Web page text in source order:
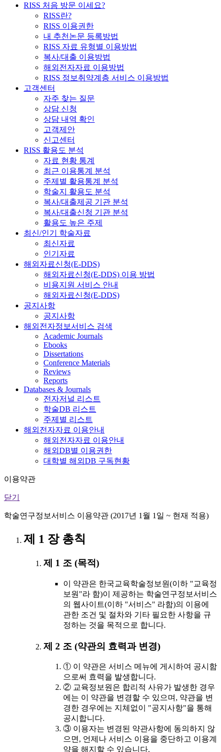
RISS 처음 방문 이세요?
RISS란?
RISS 이용권한
내 추천논문 등록방법
RISS 자료 유형별 이용방법
복사/대출 이용방법
해외전자자료 이용방법
RISS 정보취약계층 서비스 이용방법
고객센터
자주 찾는 질문
상담 신청
상담 내역 확인
고객제안
신고센터
RISS 활용도 분석
자료 현황 통계
최근 이용통계 분석
주제별 활용통계 분석
학술지 활용도 분석
복사/대출제공 기관 분석
복사/대출신청 기관 분석
활용도 높은 주제
최신/인기 학술자료
최신자료
인기자료
해외자료신청(E-DDS)
해외자료신청(E-DDS) 이용 방법
비용지원 서비스 안내
해외자료신청(E-DDS)
공지사항
공지사항
해외전자정보서비스 검색
Academic Journals
Ebooks
Dissertations
Conference Materials
Reviews
Reports
Databases & Journals
전자저널 리스트
학술DB 리스트
주제별 리스트
해외전자자료 이용안내
해외전자자료 이용안내
해외DB별 이용권한
대학별 해외DB 구독현황
이용약관
닫기
학술연구정보서비스 이용약관 (2017년 1월 1일 ~ 현재 적용)
제 1 장 총칙
제 1 조 (목적)
이 약관은 한국교육학술정보원(이하 "교육정
보원"라 함)이 제공하는 학술연구정보서비스
의 웹사이트(이하 "서비스" 라함)의 이용에
관한 조건 및 절차와 기타 필요한 사항을 규
정하는 것을 목적으로 합니다.
제 2 조 (약관의 효력과 변경)
① 이 약관은 서비스 메뉴에 게시하여 공시함
으로써 효력을 발생합니다.
② 교육정보원은 합리적 사유가 발생한 경우
에는 이 약관을 변경할 수 있으며, 약관을 변
경한 경우에는 지체없이 "공지사항"을 통해
공시합니다.
③ 이용자는 변경된 약관사항에 동의하지 않
으면, 언제나 서비스 이용을 중단하고 이용계
약을 해지할 수 있습니다.